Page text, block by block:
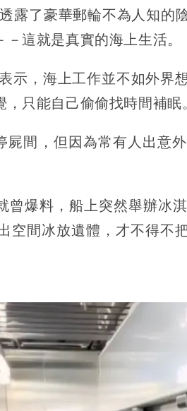
露了豪華郵輪不為人知的
這就是真實的海上生活。
示，海上工作並不如外界
只能自己偷偷找時間補眠。
屍間，但因為常有人出意
爆料，船上突然舉辦冰
空間冰放遺體，才不得不